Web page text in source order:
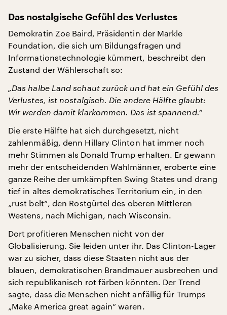
Das nostalgische Gefühl des Verlustes
Demokratin Zoe Baird, Präsidentin der Markle
Foundation, die sich um Bildungsfragen und
Informationstechnologie kümmert, beschreibt den
Zustand der Wählerschaft so:
„Das halbe Land schaut zurück und hat ein Gefühl des
Verlustes, ist nostalgisch. Die andere Hälfte glaubt:
Wir werden damit klarkommen. Das ist spannend.“
Die erste Hälfte hat sich durchgesetzt, nicht
zahlenmäßig, denn Hillary Clinton hat immer noch
mehr Stimmen als Donald Trump erhalten. Er gewann
mehr der entscheidenden Wahlmänner, eroberte eine
ganze Reihe der umkämpften Swing States und drang
tief in altes demokratisches Territorium ein, in den
„rust belt“, den Rostgürtel des oberen Mittleren
Westens, nach Michigan, nach Wisconsin.
Dort profitieren Menschen nicht von der
Globalisierung. Sie leiden unter ihr. Das Clinton-Lager
war zu sicher, dass diese Staaten nicht aus der
blauen, demokratischen Brandmauer ausbrechen und
sich republikanisch rot färben könnten. Der Trend
sagte, dass die Menschen nicht anfällig für Trumps
„Make America great again“ waren.